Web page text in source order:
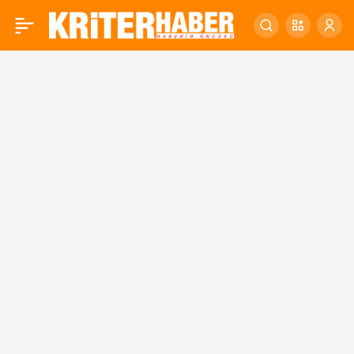
AVCI: “İLK SENENİN 0